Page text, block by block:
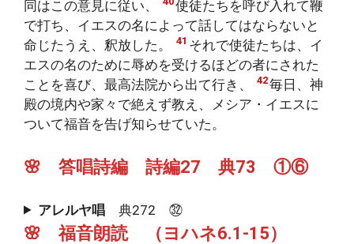
同はこの意見に従い、
使徒たちを呼び入れて鞭
で打ち、イエスの名によって話してはならないと
命じたうえ、釈放した。
41 それで使徒たちは、イ
エスの名のために辱めを受けるほどの者にされた
ことを喜び、最高法院から出て行き、
42毎日、神
殿の境内や家々で絶えず教え、メシア・イエスに
ついて福音を告げ知らせていた。
🌸 答唱詩編 詩編27 典73 ①⑥
アレルヤ唱 典272 ㉜
🌸 福音朗読 （ヨハネ6.1-15）